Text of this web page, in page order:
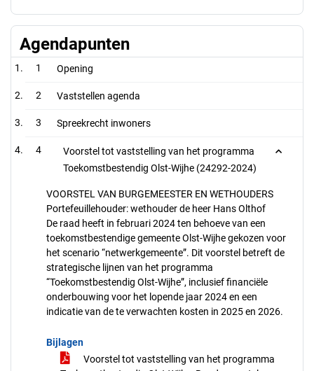
Agendapunten
1 Opening
2 Vaststellen agenda
3 Spreekrecht inwoners
4
Voorstel tot vaststelling van het programma
Toekomstbestendig Olst-Wijhe (24292-2024)
VOORSTEL VAN BURGEMEESTER EN WETHOUDERS
Portefeuillehouder: wethouder de heer Hans Olthof
De raad heeft in februari 2024 ten behoeve van een
toekomstbestendige gemeente Olst-Wijhe gekozen voor
het scenario “netwerkgemeente”. Dit voorstel betreft de
strategische lijnen van het programma
“Toekomstbestendig Olst-Wijhe”, inclusief financiële
onderbouwing voor het lopende jaar 2024 en een
indicatie van de te verwachten kosten in 2025 en 2026.
Bijlagen
Voorstel tot vaststelling van het programma